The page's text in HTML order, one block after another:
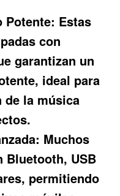
Potente: Estas
con
garantizan un
ideal para
de la música
Muchos
Bluetooth, USB
permitiendo